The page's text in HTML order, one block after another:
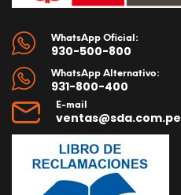
WhatsApp Oficial:
930-500-800
WhatsApp Alternativo:
931-800-400
E-mail
ventas@sda.com.pe